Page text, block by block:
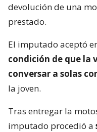
devolución de una
prestado.
El imputado aceptó
condición de que la
conversar a solas
la joven.
Tras entregar la
imputado procedió a